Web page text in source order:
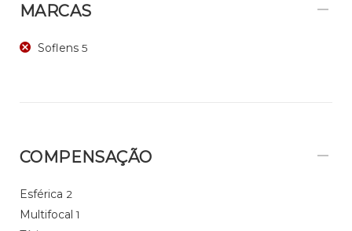
MARCAS
Soflens 5
COMPENSAÇÃO
Esférica 2
Multifocal 1